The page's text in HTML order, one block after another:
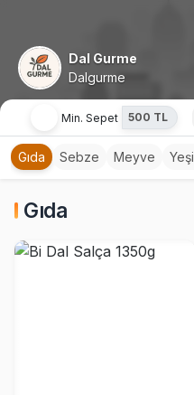
Dal Gurme
Dalgurme
Min. Sepet 500 TL
Gıda Sebze Meyve
Gıda